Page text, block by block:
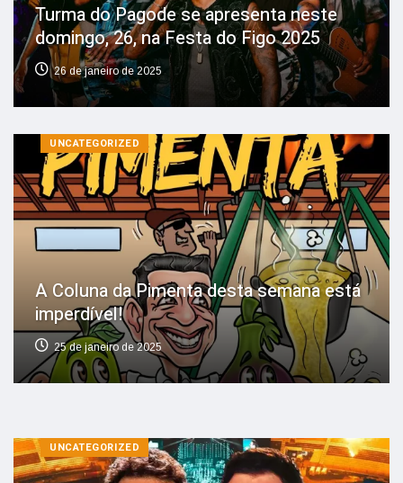
Turma do Pagode se apresenta neste
domingo, 26, na Festa do Figo 2025
26 de janeiro de 2025
UNCATEGORIZED
A Coluna da Pimenta desta semana está
imperdível!
25 de janeiro de 2025
UNCATEGORIZED